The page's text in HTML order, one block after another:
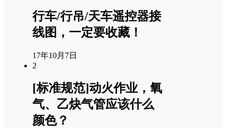
行车/行吊/天车遥控器接
线图，一定要收藏！
17年10月7日
2
[标准规范]动火作业，氧
气、乙炔气管应该什么
颜色？